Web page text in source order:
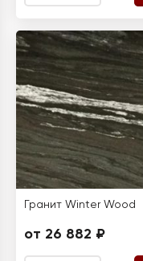
Гранит Winter Wood
от 26 882 ₽